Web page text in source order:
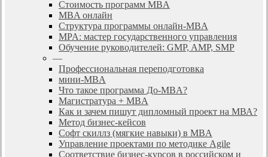
Стоимость программ MBA
MBA онлайн
Cтруктура программы онлайн-MBA
MPA: мастер государственного управления
Обучение руководителей: GMP, AMP, SMP
—
Профессиональная переподготовка
мини-MBA
Что такое программа До-MBA?
Магистратура + MBA
Как и зачем пишут дипломный проект на МВА?
Метод бизнес-кейсов
Софт скиллз (мягкие навыки) в MBA
Управление проектами по методике Agile
Соответствие бизнес-курсов в российском и